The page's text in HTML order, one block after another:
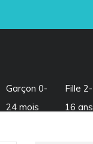
Garçon 0-
24 mois
Fille 2-
16 ans